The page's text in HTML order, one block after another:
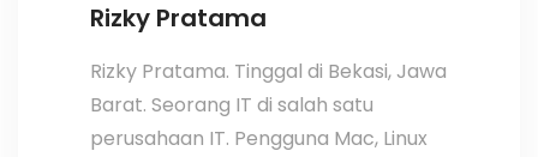
Rizky Pratama
Rizky Pratama. Tinggal di Bekasi, Jawa
Barat. Seorang IT di salah satu
perusahaan IT. Pengguna Mac, Linux